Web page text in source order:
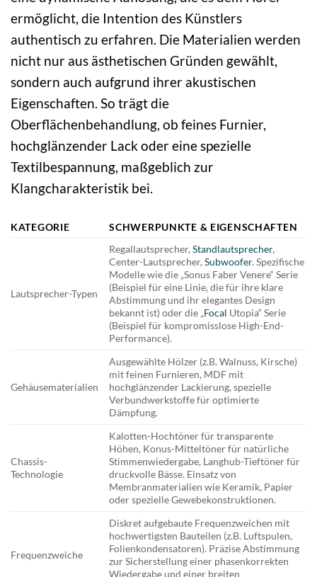
ermöglicht, die Intention des Künstlers
authentisch zu erfahren. Die Materialien werden
nicht nur aus ästhetischen Gründen gewählt,
sondern auch aufgrund ihrer akustischen
Eigenschaften. So trägt die
Oberflächenbehandlung, ob feines Furnier,
hochglänzender Lack oder eine spezielle
Textilbespannung, maßgeblich zur
Klangcharakteristik bei.
KATEGORIE SCHWERPUNKTE & EIGENSCHAFTEN
Lautsprecher-Typen
Regallautsprecher,Standlautsprecher,
Center-Lautsprecher,Subwoofer. Spezifische
Modelle wie die „Sonus Faber Venere“ Serie
(Beispiel für eine Linie, die für ihre klare
Abstimmung und ihr elegantes Design
bekannt ist) oder die „Focal Utopia“ Serie
(Beispiel für kompromisslose High-End-
Performance).
Gehäusematerialien
Ausgewählte Hölzer (z.B. Walnuss, Kirsche)
mit feinen Furnieren, MDF mit
hochglänzender Lackierung, spezielle
Verbundwerkstoffe für optimierte
Dämpfung.
Chassis-
Technologie
Kalotten-Hochtöner für transparente
Höhen, Konus-Mitteltöner für natürliche
Stimmenwiedergabe, Langhub-Tieftöner für
druckvolle Bässe. Einsatz von
Membranmaterialien wie Keramik, Papier
oder spezielle Gewebekonstruktionen.
Frequenzweiche
Diskret aufgebaute Frequenzweichen mit
hochwertigsten Bauteilen (z.B. Luftspulen,
Folienkondensatoren). Präzise Abstimmung
zur Sicherstellung einer phasenkorrekten
Wiedergabe und einer breiten